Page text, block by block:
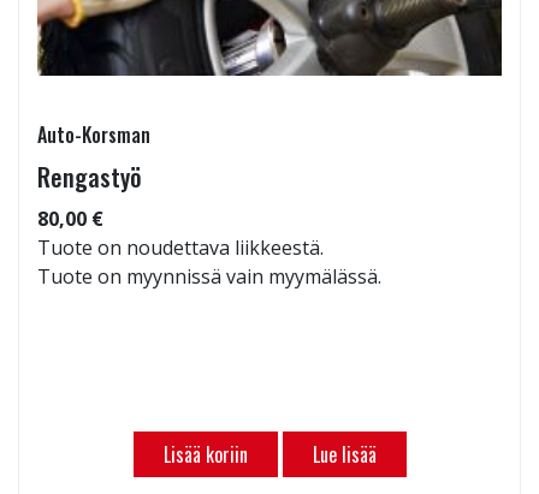
Auto-Korsman
Rengastyö
80,00 €
Tuote on noudettava liikkeestä.
Tuote on myynnissä vain myymälässä.
Lisää koriin Lue lisää